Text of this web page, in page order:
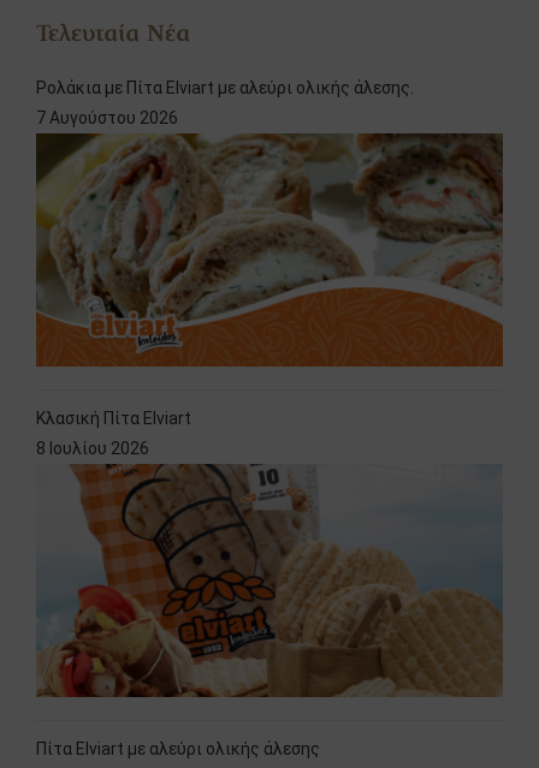
Τελευταία Νέα
Ρολάκια με Πίτα Elviart με αλεύρι ολικής άλεσης.
7 Αυγούστου 2026
Κλασική Πίτα Elviart
8 Ιουλίου 2026
Πίτα Elviart με αλεύρι ολικής άλεσης